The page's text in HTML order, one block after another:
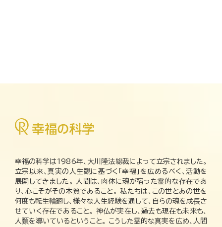
幸福の科学は1986年、大川隆法総裁によって立宗されました。
立宗以来、真実の人生観に基づく「幸福」を広めるべく、活動を
展開してきました。 人間は、肉体に魂が宿った霊的な存在であ
り、心こそがその本質であること。 私たちは、この世とあの世を
何度も転生輪廻し、様々な人生経験を通して、自らの魂を成長さ
せていく存在であること。 神仏が実在し、過去も現在も未来も、
人類を導いているということ。 こうした霊的な真実を広め、人間